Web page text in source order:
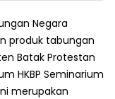
Negara
produk tabungan
Batak Protestan
HKBP Seminarium
merupakan